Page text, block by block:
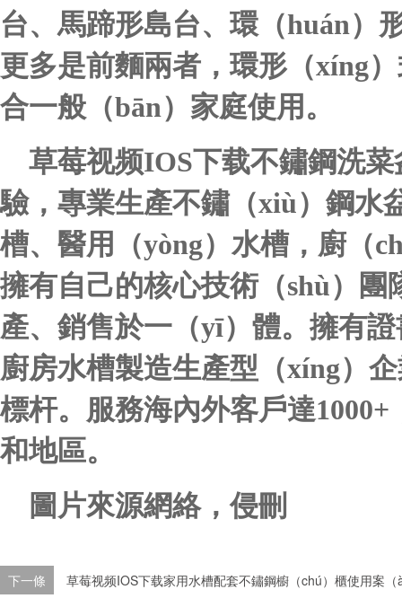
台、馬蹄形島台、環（huán）
更多是前麵兩者，環形（xíng
合一般（bān）家庭使用。
草莓视频IOS下载不鏽鋼洗
驗，專業生產不鏽（xiù）鋼水
槽、醫用（yòng）水槽，廚（
擁有自己的核心技術（shù）
產、銷售於一（yī）體。擁有
廚房水槽製造生產型（xíng）
標杆。服務海內外客戶達
和地區。
圖片來源網絡，侵刪
下一條 草莓视频IOS下载家用水槽配套不鏽鋼櫥（chú）櫃使用案（